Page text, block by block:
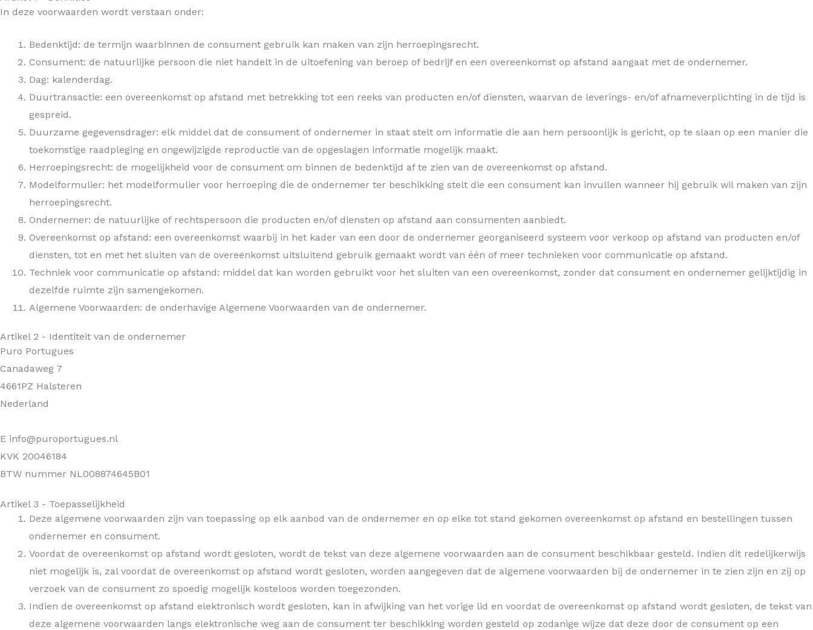
In deze voorwaarden wordt verstaan onder:
Bedenktijd: de termijn waarbinnen de consument gebruik kan maken van zijn herroepingsrecht.
Consument: de natuurlijke persoon die niet handelt in de uitoefening van beroep of bedrijf en een overeenkomst op afstand aangaat met de ondernemer.
Dag: kalenderdag.
Duurtransactie: een overeenkomst op afstand met betrekking tot een reeks van producten en/of diensten, waarvan de leverings- en/of afnameverplichting in de tijd is
gespreid.
Duurzame gegevensdrager: elk middel dat de consument of ondernemer in staat stelt om informatie die aan hem persoonlijk is gericht, op te slaan op een manier die
toekomstige raadpleging en ongewijzigde reproductie van de opgeslagen informatie mogelijk maakt.
Herroepingsrecht: de mogelijkheid voor de consument om binnen de bedenktijd af te zien van de overeenkomst op afstand.
Modelformulier: het modelformulier voor herroeping die de ondernemer ter beschikking stelt die een consument kan invullen wanneer hij gebruik wil maken van zijn
herroepingsrecht.
Ondernemer: de natuurlijke of rechtspersoon die producten en/of diensten op afstand aan consumenten aanbiedt.
Overeenkomst op afstand: een overeenkomst waarbij in het kader van een door de ondernemer georganiseerd systeem voor verkoop op afstand van producten en/of
diensten, tot en met het sluiten van de overeenkomst uitsluitend gebruik gemaakt wordt van één of meer technieken voor communicatie op afstand.
Techniek voor communicatie op afstand: middel dat kan worden gebruikt voor het sluiten van een overeenkomst, zonder dat consument en ondernemer gelijktijdig in
dezelfde ruimte zijn samengekomen.
Algemene Voorwaarden: de onderhavige Algemene Voorwaarden van de ondernemer.
Artikel 2 - Identiteit van de ondernemer
Puro Portugues
Canadaweg 7
4661PZ Halsteren
Nederland
E info@puroportugues.nl
KVK 20046184
BTW nummer NL008874645B01
Artikel 3 - Toepasselijkheid
Deze algemene voorwaarden zijn van toepassing op elk aanbod van de ondernemer en op elke tot stand gekomen overeenkomst op afstand en bestellingen tussen
ondernemer en consument.
Voordat de overeenkomst op afstand wordt gesloten, wordt de tekst van deze algemene voorwaarden aan de consument beschikbaar gesteld. Indien dit redelijkerwijs
niet mogelijk is, zal voordat de overeenkomst op afstand wordt gesloten, worden aangegeven dat de algemene voorwaarden bij de ondernemer in te zien zijn en zij op
verzoek van de consument zo spoedig mogelijk kosteloos worden toegezonden.
Indien de overeenkomst op afstand elektronisch wordt gesloten, kan in afwijking van het vorige lid en voordat de overeenkomst op afstand wordt gesloten, de tekst van
deze algemene voorwaarden langs elektronische weg aan de consument ter beschikking worden gesteld op zodanige wijze dat deze door de consument op een